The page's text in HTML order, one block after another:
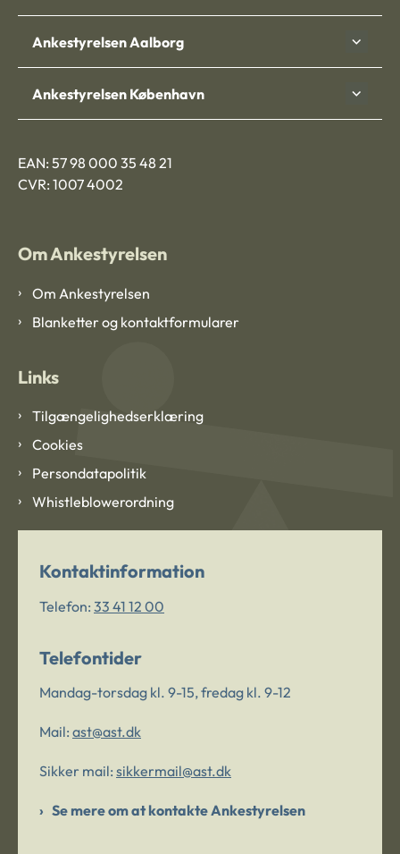
Ankestyrelsen Aalborg
Ankestyrelsen København
EAN: 57 98 000 35 48 21
CVR: 1007 4002
Om Ankestyrelsen
Om Ankestyrelsen
Blanketter og kontaktformularer
Links
Tilgængelighedserklæring
Cookies
Persondatapolitik
Whistleblowerordning
Kontaktinformation
Telefon: 33 41 12 00
Telefontider
Mandag-torsdag kl. 9-15, fredag kl. 9-12
Mail: ast@ast.dk
Sikker mail: sikkermail@ast.dk
Se mere om at kontakte Ankestyrelsen